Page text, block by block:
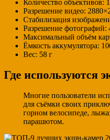
Количество объективов:
Разрешение видео:
Стабилизация
Разрешение фотографий:
Максимальный объём
Ёмкость аккумулятора:
Вес: 58 г
Где используются
Многие пользователи
для съёмки своих
горном велосипеде,
парашютом.